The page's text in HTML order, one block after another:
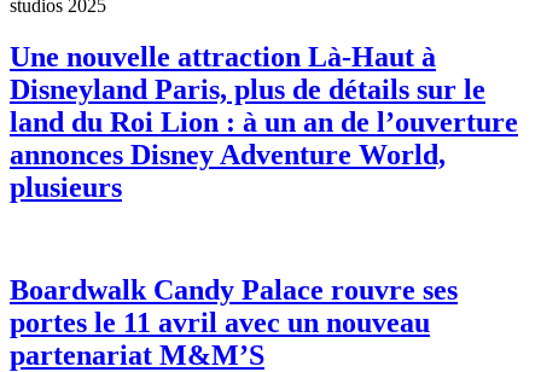
Une nouvelle attraction Là-Haut à
Disneyland Paris, plus de détails sur le
land du Roi Lion : à un an de l’ouverture
annonces Disney Adventure World,
plusieurs
Boardwalk Candy Palace rouvre ses
portes le 11 avril avec un nouveau
partenariat M&M’S